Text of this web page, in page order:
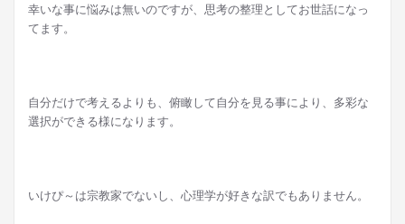
幸いな事に悩みは無いのですが、思考の整理としてお世話になっ
てます。
自分だけで考えるよりも、俯瞰して自分を見る事により、多彩な
選択ができる様になります。
いけぴ～は宗教家でないし、心理学が好きな訳でもありません。